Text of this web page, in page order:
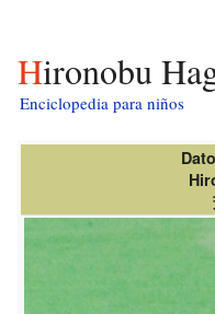
Hironobu
Enciclopedia para niños